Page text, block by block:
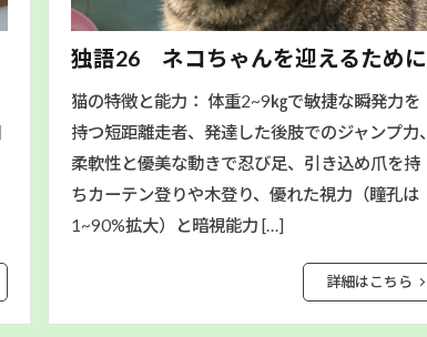
独語26 ネコちゃんを迎えるために
猫の特徴と能力： 体重2~9㎏で敏捷な瞬発力を
持つ短距離走者、発達した後肢でのジャンプ力、
柔軟性と優美な動きで忍び足、引き込め爪を持
ちカーテン登りや木登り、優れた視力（瞳孔は
1~90%拡大）と暗視能力 […]
詳細はこちら